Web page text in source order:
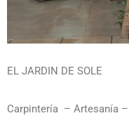
EL JARDIN DE SOLE
Carpintería – Artesanía